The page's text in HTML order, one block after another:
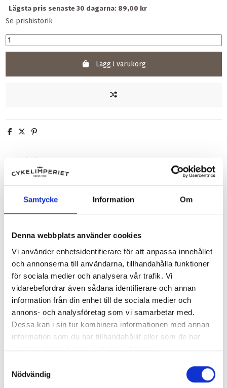
Samtycke Information Om
Denna webbplats använder cookies
Vi använder enhetsidentifierare för att anpassa innehållet
och annonserna till användarna, tillhandahålla funktioner
för sociala medier och analysera vår trafik. Vi
vidarebefordrar även sådana identifierare och annan
information från din enhet till de sociala medier och
annons- och analysföretag som vi samarbetar med.
Dessa kan i sin tur kombinera informationen med annan
information som du har tillhandahållit eller som de har
samlat i när du har använt deras tjänster.
Nödvändig
Lägsta pris senaste 30 dagarna: 89,00 kr
Se prishistorik
Lägg i varukorg
Rulltrissor 9/10-Del RD-M593 11-T SLX/Deore från Shimano
Produktdetaljer
Andra kunder köpte även: